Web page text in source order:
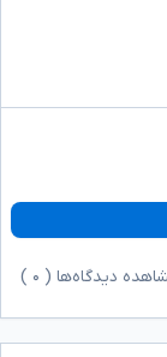
دیدگاه‌ها ( ۰